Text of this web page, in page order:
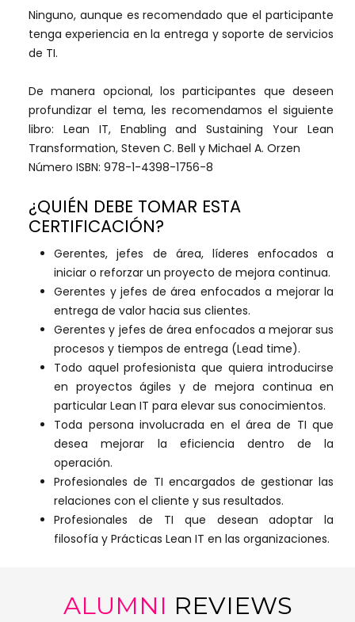
Ninguno, aunque es recomendado que el participante
tenga experiencia en la entrega y soporte de servicios
de TI.
De manera opcional, los participantes que deseen
profundizar el tema, les recomendamos el siguiente
libro: Lean IT, Enabling and Sustaining Your Lean
Transformation, Steven C. Bell y Michael A. Orzen
Número ISBN: 978-1-4398-1756-8
¿QUIÉN DEBE TOMAR ESTA
CERTIFICACIÓN?
Gerentes, jefes de área, líderes enfocados a
iniciar o reforzar un proyecto de mejora continua.
Gerentes y jefes de área enfocados a mejorar la
entrega de valor hacia sus clientes.
Gerentes y jefes de área enfocados a mejorar sus
procesos y tiempos de entrega (Lead time).
Todo aquel profesionista que quiera introducirse
en proyectos ágiles y de mejora continua en
particular Lean IT para elevar sus conocimientos.
Toda persona involucrada en el área de TI que
desea mejorar la eficiencia dentro de la
operación.
Profesionales de TI encargados de gestionar las
relaciones con el cliente y sus resultados.
Profesionales de TI que desean adoptar la
filosofía y Prácticas Lean IT en las organizaciones.
ALUMNI REVIEWS